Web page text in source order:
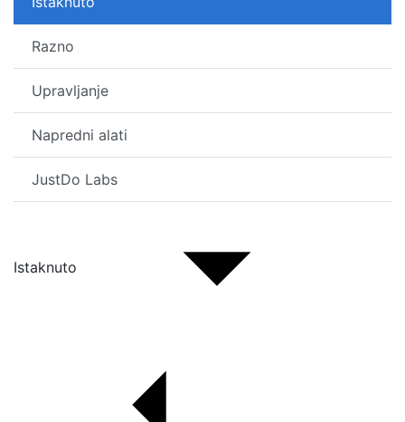
Razno
Upravljanje
Napredni alati
JustDo Labs
Istaknuto